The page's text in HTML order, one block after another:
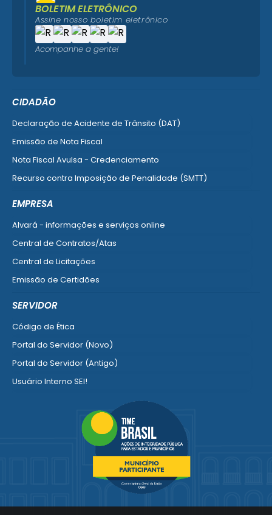
CIDADÃO
Declaração de Acidente de Trânsito (DAT)
Emissão de Nota Fiscal
Nota Fiscal Avulsa - Credenciamento
Recurso contra Imposição de Penalidade (SMTT)
EMPRESA
Alvará - informações e serviços online
Central de Contratos/Atas
Central de Licitações
Emissão de Certidões
SERVIDOR
Código de Ética
Portal do Servidor (Novo)
Portal do Servidor (Antigo)
Usuário Interno SEI!
Portal do Segurado
Manual de Gestão Patrimonial
Ver mais serviços para o Servidor
BOLETIM ELETRÔNICO
Assine nosso boletim eletrônico
Acompanhe a gente!